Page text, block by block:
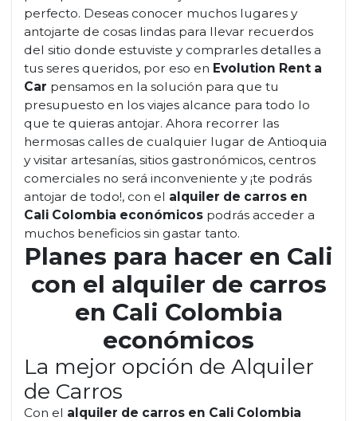
perfecto. Deseas conocer muchos lugares y
antojarte de cosas lindas para llevar recuerdos
del sitio donde estuviste y comprarles detalles a
tus seres queridos, por eso en Evolution Rent a
Car pensamos en la solución para que tu
presupuesto en los viajes alcance para todo lo
que te quieras antojar. Ahora recorrer las
hermosas calles de cualquier lugar de Antioquia
y visitar artesanías, sitios gastronómicos, centros
comerciales no será inconveniente y ¡te podrás
antojar de todo!, con el alquiler de carros en
Cali Colombia económicos podrás acceder a
muchos beneficios sin gastar tanto.
Planes para hacer en Cali
con el alquiler de carros
en Cali Colombia
económicos
La mejor opción de Alquiler
de Carros
Con el alquiler de carros en Cali Colombia